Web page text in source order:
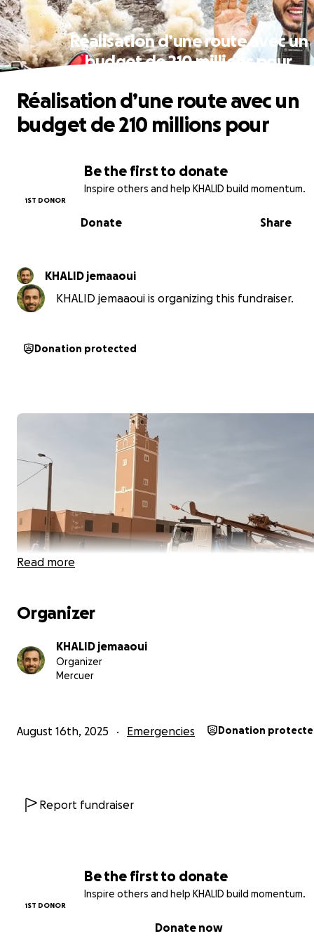
Be the first to donate
Inspire others and help KHALID build momentum.
1ST DONOR
Donate now
Réalisation d’une route avec un
budget de 210 millions pour
Be the first to donate
Inspire others and help KHALID build momentum.
1ST DONOR
Share
Donate
Réalisation d’une route avec un
budget de 210 millions pour
KHALID jemaaoui
KHALID jemaaoui is organizing this fundraiser.
Donation protected
Read more
Organizer
KHALID jemaaoui
Organizer
Mercuer
August 16th, 2025 Emergencies Donation
Report fundraiser